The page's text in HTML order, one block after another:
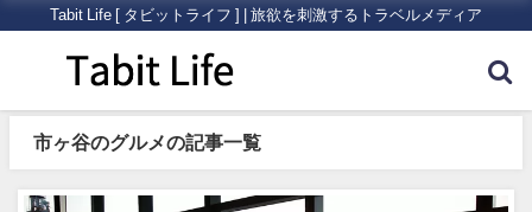
Tabit Life [ タビットライフ ] | 旅欲を刺激するトラベルメディア
市ヶ谷のグルメの記事一覧